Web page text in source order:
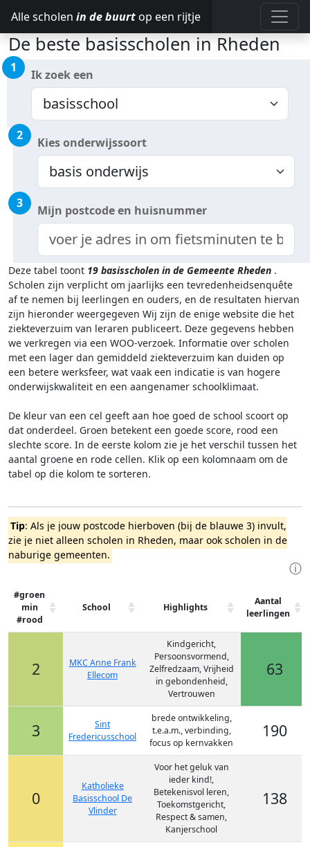
Alle scholen in de buurt op een rijtje
De beste basisscholen in Rheden
1 Ik zoek een
2 Kies onderwijssoort
3 Mijn postcode en huisnummer
Deze tabel toont 19 basisscholen in de Gemeente Rheden .
Scholen zijn verplicht om jaarlijks een tevredenheidsenquête
af te nemen bij leerlingen en ouders, en de resultaten hiervan
zijn hieronder weergegeven Wij zijn de enige website die het
ziekteverzuim van leraren publiceert. Deze gegevens hebben
we verkregen via een WOO-verzoek. Informatie over scholen
met een lager dan gemiddeld ziekteverzuim kan duiden op
een betere werksfeer, wat vaak een indicatie is van hogere
onderwijskwaliteit en een aangenamer schoolklimaat.
De kleur van een cel geeft aan hoe goed de school scoort op
dat onderdeel. Groen betekent een goede score, rood een
slechte score. In de eerste kolom zie je het verschil tussen het
aantal groene en rode cellen. Klik op een kolomnaam om de
tabel op die kolom te sorteren.
Tip: Als je jouw postcode hierboven (bij de blauwe 3) invult,
zie je niet alleen scholen in Rheden, maar ook scholen in de
naburige gemeenten.
ⓘ
#groen
min
#rood
School Highlights
Aantal
leerlingen
2
MKC Anne Frank
Ellecom
Kindgericht,
Persoonsvormend,
Zelfredzaam, Vrijheid
in gebondenheid,
Vertrouwen
63
3
Sint
Fredericusschool
brede ontwikkeling,
t.e.a.m., verbinding,
focus op kernvakken
190
0
Katholieke
Basisschool De
Vlinder
Voor het geluk van
ieder kind!,
Betekenisvol leren,
Toekomstgericht,
Respect & samen,
Kanjerschool
138